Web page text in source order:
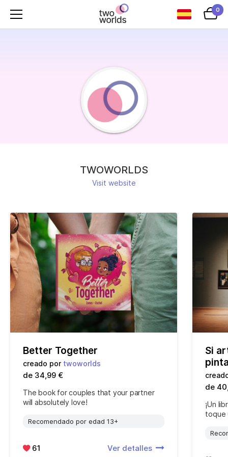
0
TWOWORLDS
Visit website
Better Together
creado por twoworlds
de 34,99 €
The book for couples that your partner
will absolutely love!
Recomendado por edad 13+
61 Ver detalles
Si
de
¡Un
toque